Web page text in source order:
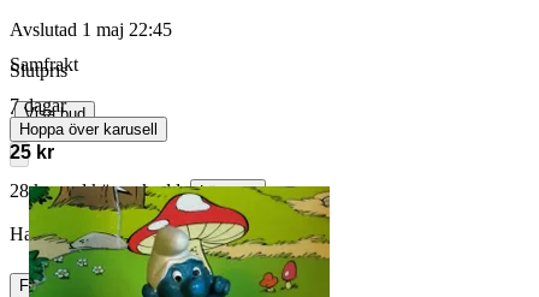
Avslutad 1 maj 22:45
Slutpris
∙ Visa bud
25 kr
28 kr med köparskydd. Läs mer
Hagbard-Handfaste vann auktionen
Frakt 24 kr Frimärken
Samfrakt
7 dagar
Hoppa över karusell